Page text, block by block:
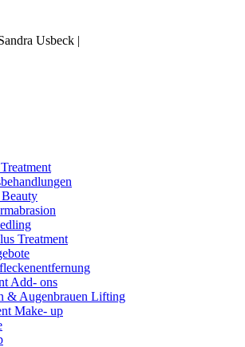
Usbeck |
Treatment
Add- ons
& Augenbrauen Lifting
Make- up